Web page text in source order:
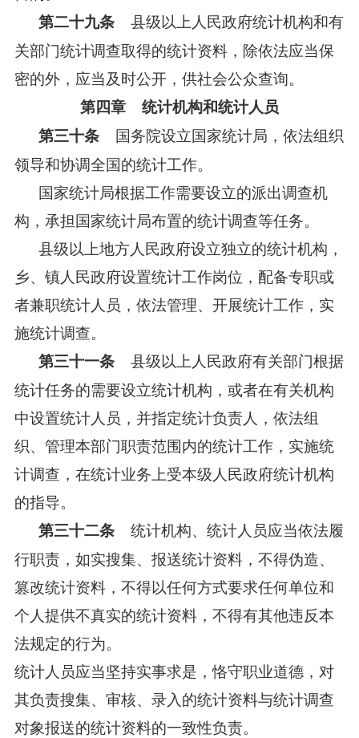
第二十九条县级以上人民政府统计机构和有
关部门统计调查取得的统计资料，除依法应当保
密的外，应当及时公开，供社会公众查询。
第四章 统计机构和统计人员
第三十条国务院设立国家统计局，依法组织
领导和协调全国的统计工作。
国家统计局根据工作需要设立的派出调查机
构，承担国家统计局布置的统计调查等任务。
县级以上地方人民政府设立独立的统计机构，
乡、镇人民政府设置统计工作岗位，配备专职或
者兼职统计人员，依法管理、开展统计工作，实
施统计调查。
第三十一条县级以上人民政府有关部门根据
统计任务的需要设立统计机构，或者在有关机构
中设置统计人员，并指定统计负责人，依法组
织、管理本部门职责范围内的统计工作，实施统
计调查，在统计业务上受本级人民政府统计机构
的指导。
第三十二条统计机构、统计人员应当依法履
行职责，如实搜集、报送统计资料，不得伪造、
篡改统计资料，不得以任何方式要求任何单位和
个人提供不真实的统计资料，不得有其他违反本
法规定的行为。
统计人员应当坚持实事求是，恪守职业道德，对
其负责搜集、审核、录入的统计资料与统计调查
对象报送的统计资料的一致性负责。